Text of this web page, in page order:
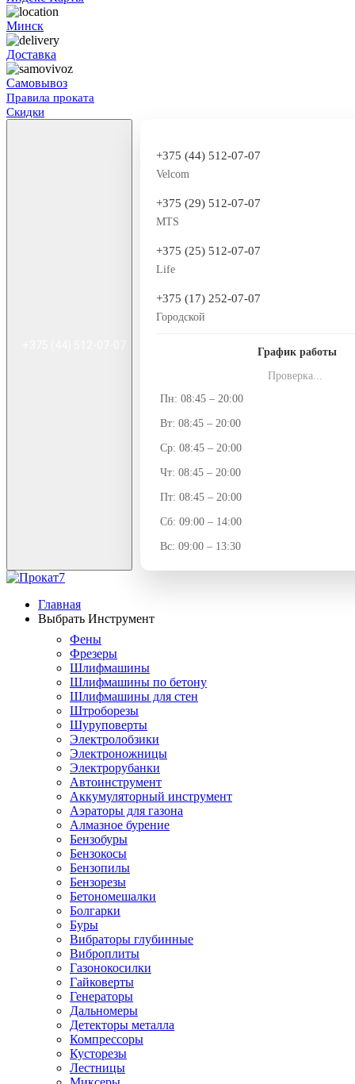
Минск
Доставка
Самовывоз
Правила проката
Скидки
+375 (44) 512-07-07
Velcom
+375 (29) 512-07-07
MTS
+375 (25) 512-07-07
Life
+375 (17) 252-07-07
Городской
График работы
Проверка...
Пн: 08:45 – 20:00
Вт: 08:45 – 20:00
Ср: 08:45 – 20:00
Чт: 08:45 – 20:00
Пт: 08:45 – 20:00
Сб: 09:00 – 14:00
Вс: 09:00 – 13:30
Главная
Выбрать Инструмент
Фены
Фрезеры
Шлифмашины
Шлифмашины по бетону
Шлифмашины для стен
Штроборезы
Шуруповерты
Электролобзики
Электроножницы
Электрорубанки
Автоинструмент
Аккумуляторный инструмент
Аэраторы для газона
Алмазное бурение
Бензобуры
Бензокосы
Бензопилы
Бензорезы
Бетономешалки
Болгарки
Буры
Вибраторы глубинные
Виброплиты
Газонокосилки
Гайковерты
Генераторы
Дальномеры
Детекторы металла
Компрессоры
Кусторезы
Лестницы